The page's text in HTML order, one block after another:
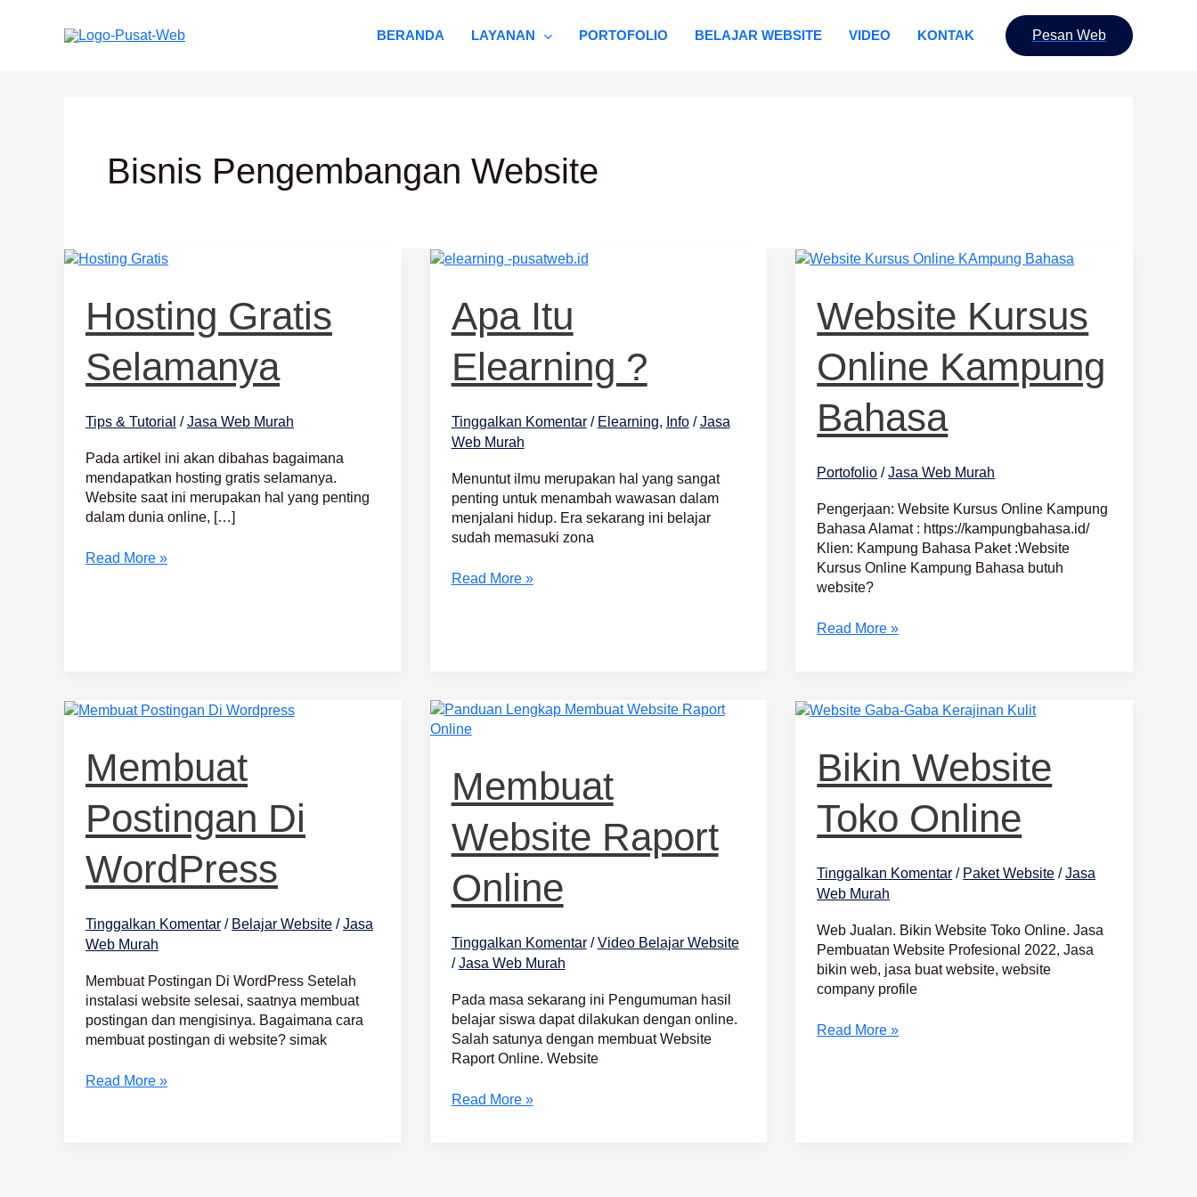
BERANDA LAYANAN PORTOFOLIO BELAJAR WEBSITE VIDEO KONTAK Pesan Web
Bisnis Pengembangan Website
Hosting Gratis
Selamanya
Tips & Tutorial /Jasa Web Murah
Pada artikel ini akan dibahas bagaimana
mendapatkan hosting gratis selamanya.
Website saat ini merupakan hal yang penting
dalam dunia online, […]
Hosting
Read More »
Apa Itu
Elearning ?
Tinggalkan Komentar / Elearning, Info/Jasa
Web Murah
Menuntut ilmu merupakan hal yang sangat
penting untuk menambah wawasan dalam
menjalani hidup. Era sekarang ini belajar
sudah memasuki zona
Apa
?
Read More »
Website Kursus
Online Kampung
Bahasa
Portofolio /Jasa Web Murah
Pengerjaan: Website Kursus Online Kampung
Bahasa Alamat : https://kampungbahasa.id/
Klien: Kampung Bahasa Paket :Website
Kursus Online Kampung Bahasa butuh
website?
Website
Kampung
Bahasa
Read More »
Membuat
Postingan Di
WordPress
Tinggalkan Komentar / Belajar Website /Jasa
Web Murah
Membuat Postingan Di WordPress Setelah
instalasi website selesai, saatnya membuat
postingan dan mengisinya. Bagaimana cara
membuat postingan di website? simak
Membuat
WordPress
Read More »
Membuat
Website Raport
Online
Tinggalkan Komentar /Video Belajar Website
/Jasa Web Murah
Pada masa sekarang ini Pengumuman hasil
belajar siswa dapat dilakukan dengan online.
Salah satunya dengan membuat Website
Raport Online. Website
Membuat
Website
Read More »
Bikin Website
Toko Online
Tinggalkan Komentar / Paket Website /Jasa
Web Murah
Web Jualan. Bikin Website Toko Online. Jasa
Pembuatan Website Profesional 2022, Jasa
bikin web, jasa buat website, website
company profile
Bikin
Online
Read More »